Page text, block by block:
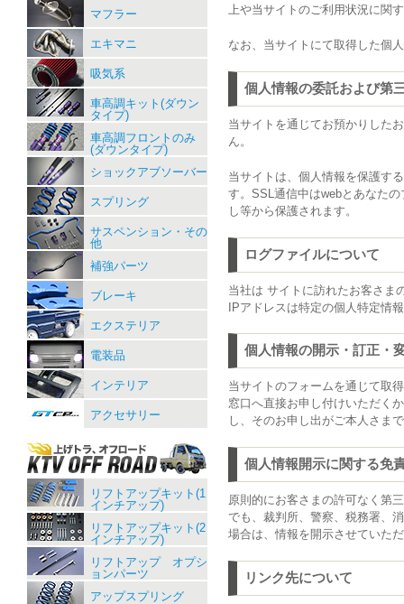
マフラー
エキマニ
吸気系
車高調キット(ダウン
タイプ)
車高調フロントのみ
(ダウンタイプ)
ショックアブソーバー
スプリング
サスペンション・その
他
補強パーツ
ブレーキ
エクステリア
電装品
インテリア
アクセサリー
リフトアップキット(1
インチアップ)
リフトアップキット(2
インチアップ)
リフトアップ オプシ
ョンパーツ
アップスプリング
上や当サイトのご利用状況に関
なお、当サイトにて取得した個
個人情報の委託および第
当サイトを通じてお預かりした
ん。
当サイトは、個人情報を保護す
す。SSL通信中はwebとあなた
し等から保護されます。
ログファイルについて
当社は サイトに訪れたお客さま
IPアドレスは特定の個人特定情
個人情報の開示・訂正・
当サイトのフォームを通じて取
窓口へ直接お申し付けいただく
し、そのお申し出がご本人さま
個人情報開示に関する免
原則的にお客さまの許可なく第
でも、裁判所、警察、税務署、
場合は、情報を開示させていた
リンク先について